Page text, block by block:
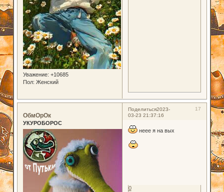
Уважение: +10685
Пол: Женский
Поделиться 17
2023-
03-23 21:37:16
ОбмОрОк
УКУРОБОРОС
неее я на вых
0